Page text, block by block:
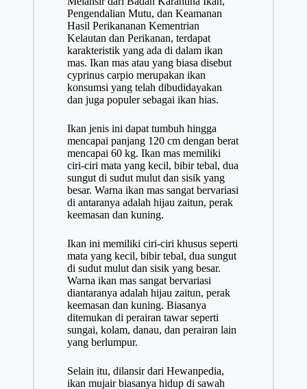
Pengendalian Mutu, dan Keamanan
Hasil Perikananan Kementrian
Kelautan dan Perikanan, terdapat
karakteristik yang ada di dalam ikan
mas. Ikan mas atau yang biasa disebut
cyprinus carpio merupakan ikan
konsumsi yang telah dibudidayakan
dan juga populer sebagai ikan hias.
Ikan jenis ini dapat tumbuh hingga
mencapai panjang 120 cm dengan berat
mencapai 60 kg. Ikan mas memiliki
ciri-ciri mata yang kecil, bibir tebal, dua
sungut di sudut mulut dan sisik yang
besar. Warna ikan mas sangat bervariasi
di antaranya adalah hijau zaitun, perak
keemasan dan kuning.
Ikan ini memiliki ciri-ciri khusus seperti
mata yang kecil, bibir tebal, dua sungut
di sudut mulut dan sisik yang besar.
Warna ikan mas sangat bervariasi
diantaranya adalah hijau zaitun, perak
keemasan dan kuning. Biasanya
ditemukan di perairan tawar seperti
sungai, kolam, danau, dan perairan lain
yang berlumpur.
Selain itu, dilansir dari Hewanpedia,
ikan mujair biasanya hidup di sawah